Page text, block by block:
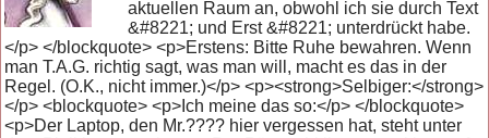
aktuellen Raum an, obwohl ich sie durch Text
&#8221; und Erst &#8221; unterdrückt habe.
</p> </blockquote> <p>Erstens: Bitte Ruhe bewahren. Wenn
man T.A.G. richtig sagt, was man will, macht es das in der
Regel. (O.K., nicht immer.)</p> <p><strong>Selbiger:</strong>
</p> <blockquote> <p>Ich meine das so:</p> </blockquote>
<p>Der Laptop, den Mr.???? hier vergessen hat, steht unter